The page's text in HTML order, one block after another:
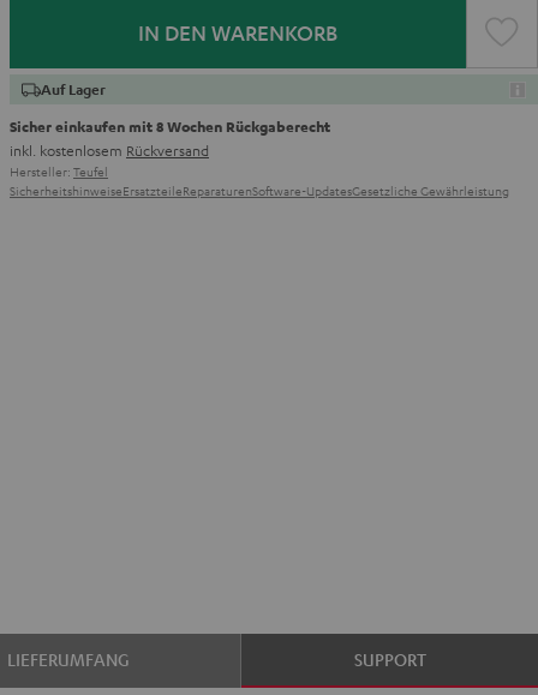
IN DEN WARENKORB
Auf Lager
Sicher einkaufen mit 8 Wochen Rückgaberecht
inkl. kostenlosem Rückversand
Hersteller: Teufel
SicherheitshinweiseErsatzteileReparaturenSoftware-UpdatesGesetzliche Gewährleistung
LIEFERUMFANG SUPPORT